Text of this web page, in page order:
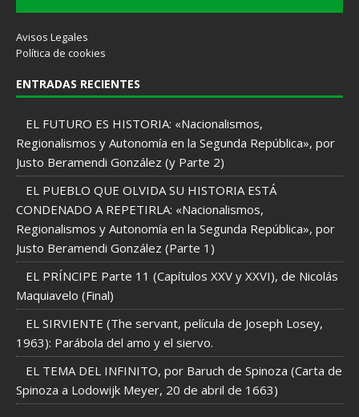
Avisos Legales
Política de cookies
ENTRADAS RECIENTES
EL FUTURO ES HISTORIA: «Nacionalismos,
Regionalismos y Autonomía en la Segunda República», por
Justo Beramendi González (y Parte 2)
EL PUEBLO QUE OLVIDA SU HISTORIA ESTÁ
CONDENADO A REPETIRLA: «Nacionalismos,
Regionalismos y Autonomía en la Segunda República», por
Justo Beramendi González (Parte 1)
EL PRÍNCIPE Parte 11 (Capítulos XXV y XXVI), de Nicolás
Maquiavelo (Final)
EL SIRVIENTE (The servant, película de Joseph Losey,
1963): Parábola del amo y el siervo.
EL TEMA DEL INFINITO, por Baruch de Spinoza (Carta de
Spinoza a Lodowijk Meyer, 20 de abril de 1663)